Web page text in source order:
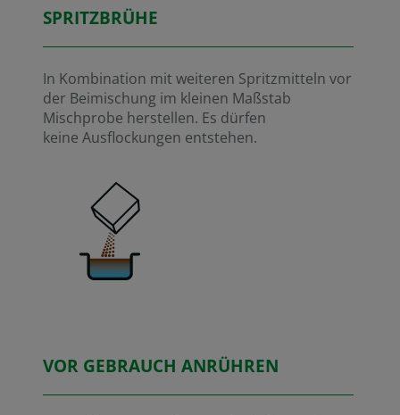
SPRITZBRÜHE
In Kombination mit weiteren Spritzmitteln vor
der Beimischung im kleinen Maßstab
Mischprobe herstellen. Es dürfen
keine Ausflockungen entstehen.
VOR GEBRAUCH ANRÜHREN